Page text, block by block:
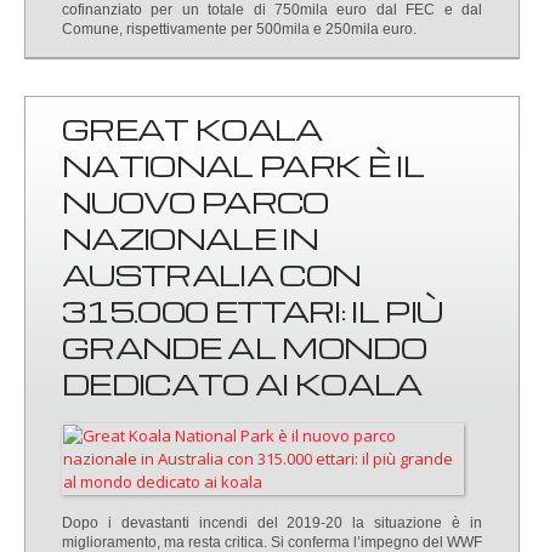
cofinanziato per un totale di 750mila euro dal FEC e dal
Comune, rispettivamente per 500mila e 250mila euro.
GREAT KOALA
NATIONAL PARK È IL
NUOVO PARCO
NAZIONALE IN
AUSTRALIA CON
315.000 ETTARI: IL PIÙ
GRANDE AL MONDO
DEDICATO AI KOALA
Dopo i devastanti incendi del 2019-20 la situazione è in
miglioramento, ma resta critica. Si conferma l’impegno del WWF